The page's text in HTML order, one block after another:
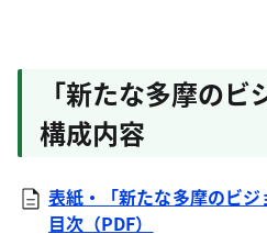
「新たな多摩の
構成内容
表紙・「新たな多摩のビジ
目次（PDF）